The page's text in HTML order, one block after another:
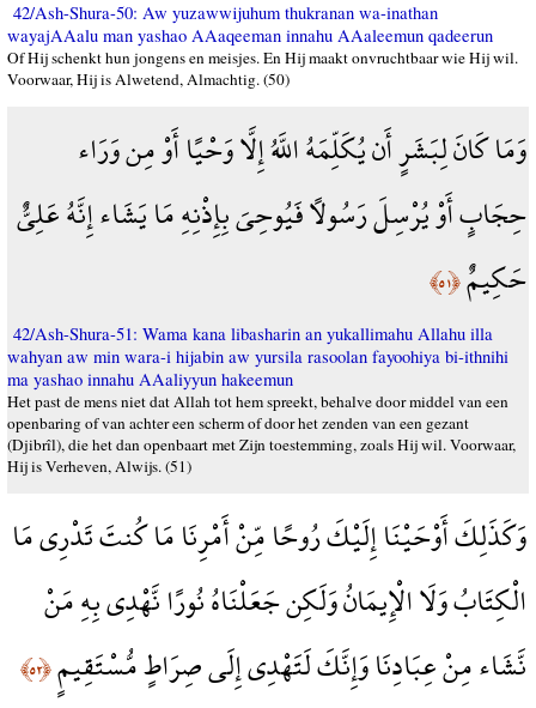
42/Ash-Shura-50: Aw yuzawwijuhum thukranan wa-inathan
wayajAAalu man yashao AAaqeeman innahu AAaleemun qadeerun
Of Hij schenkt hun jongens en meisjes. En Hij maakt onvruchtbaar wie Hij wil.
Voorwaar, Hij is Alwetend, Almachtig. (50)
وَمَا كَانَ لِبَشَرٍ أَن يُكَلِّمَهُ اللَّهُ إِلَّا وَحْيًا أَوْ مِن وَرَاء
حِجَابٍ أَوْ يُرْسِلَ رَسُولًا فَيُوحِيَ بِإِذْنِهِ مَا يَشَاء إِنَّهُ عَلِيٌّ
حَكِيمٌ﴿٥١﴾
42/Ash-Shura-51: Wama kana libasharin an yukallimahu Allahu illa
wahyan aw min wara-i hijabin aw yursila rasoolan fayoohiya bi-ithnihi
ma yashao innahu AAaliyyun hakeemun
Het past de mens niet dat Allah tot hem spreekt, behalve door middel van een
openbaring of van achter een scherm of door het zenden van een gezant
(Djibrîl), die het dan openbaart met Zijn toestemming, zoals Hij wil. Voorwaar,
Hij is Verheven, Alwijs. (51)
وَكَذَلِكَ أَوْحَيْنَا إِلَيْكَ رُوحًا مِّنْ أَمْرِنَا مَا كُنتَ تَدْرِي مَا
الْكِتَابُ وَلَا الْإِيمَانُ وَلَكِن جَعَلْنَاهُ نُورًا نَّهْدِي بِهِ مَنْ
نَّشَاء مِنْ عِبَادِنَا وَإِنَّكَ لَتَهْدِي إِلَى صِرَاطٍ مُّسْتَقِيمٍ﴿٥٢﴾